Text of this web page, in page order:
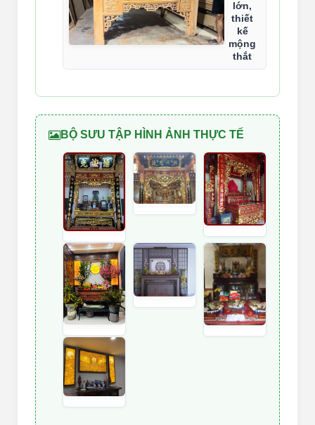
lớn,
thiết
kế
mộng
thắt
BỘ SƯU TẬP HÌNH ẢNH THỰC TẾ